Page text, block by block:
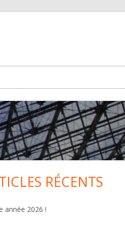
RÉCENTS
année 2026 !